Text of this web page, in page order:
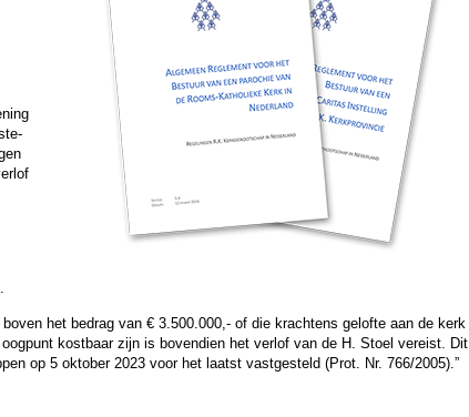
het bedrag van € 3.500.000,- of die krachtens gelofte aan de kerk
kost­baar zijn is bovendien het verlof van de H. Stoel vereist. Dit
op 5 ok­to­ber 2023 voor het laatst vast­ge­steld (Prot. Nr. 766/2005).”